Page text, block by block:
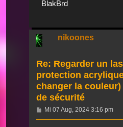
BlakBrd
nikoones
Re: Regarder un
protection
changer la
de sécurité
Beitrag
Mi 07 Aug, 2024 3:16 pm